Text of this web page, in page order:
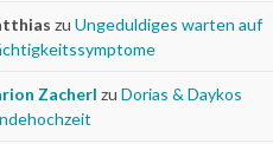
zu Ungeduldiges warten auf
Zacherl zu Dorias & Daykos